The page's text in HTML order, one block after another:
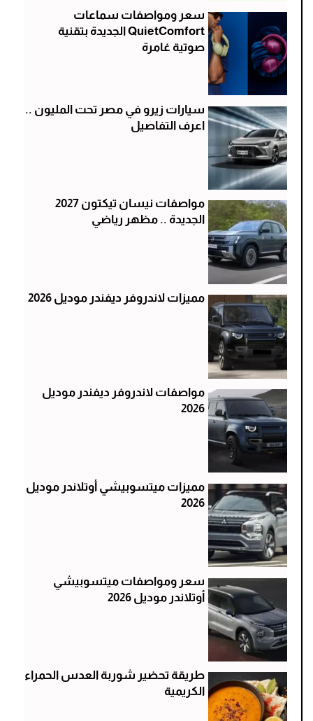
سعر ومواصفات سماعات
QuietComfort الجديدة بتقنية
صوتية غامرة
سيارات زيرو في مصر تحت المليون ..
اعرف التفاصيل
مواصفات نيسان تيكتون 2027
الجديدة .. مظهر رياضي
مميزات لاندروفر ديفندر موديل 2026
مواصفات لاندروفر ديفندر موديل
2026
مميزات ميتسوبيشي أوتلاندر موديل
2026
سعر ومواصفات ميتسوبيشي
أوتلاندر موديل 2026
طريقة تحضير شوربة العدس الحمراء
الكريمية